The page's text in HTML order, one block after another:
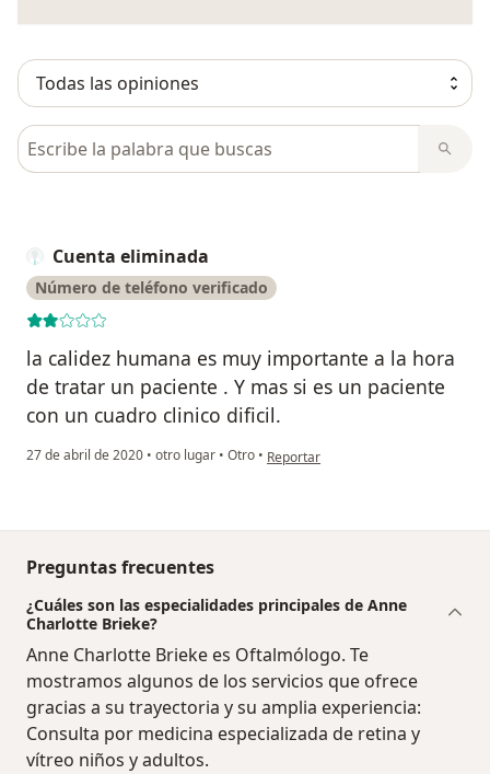
Busca en opiniones
Cuenta eliminada
Número de teléfono verificado
la calidez humana es muy importante a la hora
de tratar un paciente . Y mas si es un paciente
con un cuadro clinico dificil.
27 de abril de 2020 • otro lugar • Otro • en opinión del usuario Cuenta
Reportar
Preguntas frecuentes
¿Cuáles son las especialidades principales de Anne
Charlotte Brieke?
Anne Charlotte Brieke es Oftalmólogo. Te
mostramos algunos de los servicios que ofrece
gracias a su trayectoria y su amplia experiencia:
Consulta por medicina especializada de retina y
vítreo niños y adultos.